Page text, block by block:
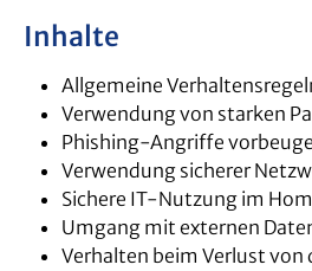
Inhalte
Allgemeine
Verwendung von starken
Phishing-Angriffe
Verwendung sicherer
Sichere IT-Nutzung im
Umgang mit externen
Verhalten beim Verlust